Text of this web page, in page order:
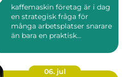
kaffemaskin företag är i dag
en strategisk fråga för
många arbetsplatser snarare
än bara en praktisk...
06. jul